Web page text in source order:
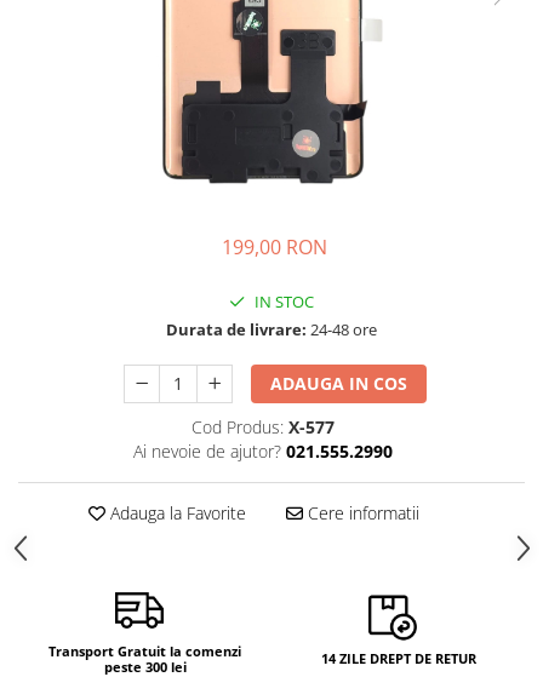
Module si conectori incarcare
Suruburi si adezivi
Touchscreen
Piese din dezmembrari (SWAP)
Scule Service GSM
199,00 RON
IN STOC
Durata de livrare: 24-48 ore
ADAUGA IN COS
Cod Produs: X-577
Ai nevoie de ajutor? 021.555.2990
Adauga la Favorite Cere informatii
Transport Gratuit la comenzi
peste 300 lei
14 ZILE DREPT DE RETUR